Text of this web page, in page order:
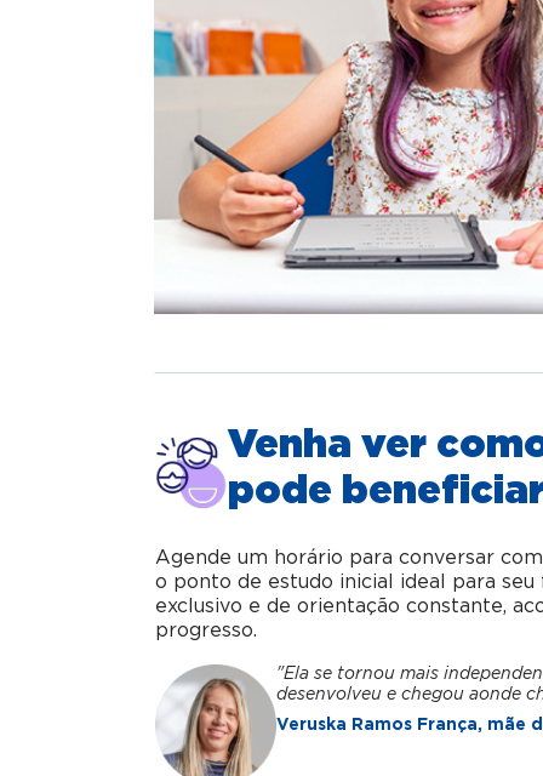
Venha ver
pode
Agende um horário para conversar
o ponto de estudo inicial ideal para
exclusivo e de orientação constante,
progresso.
"Ela se tornou mais
desenvolveu e chegou aonde
Veruska Ramos França, mãe